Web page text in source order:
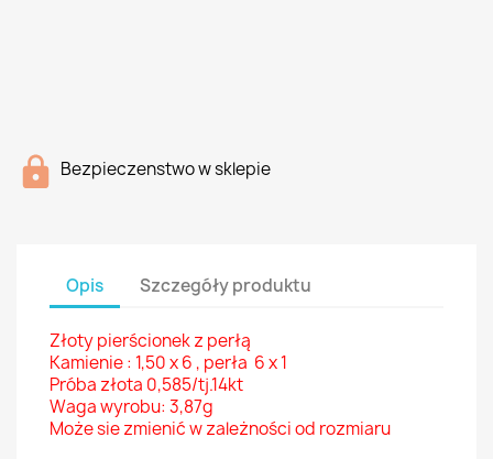
Bezpieczenstwo w sklepie
Opis Szczegóły produktu
Złoty pierścionek z perłą
Kamienie : 1,50 x 6 , perła 6 x 1
Próba złota 0,585/tj.14kt
Waga wyrobu: 3,87g
Może sie zmienić w zależności od rozmiaru